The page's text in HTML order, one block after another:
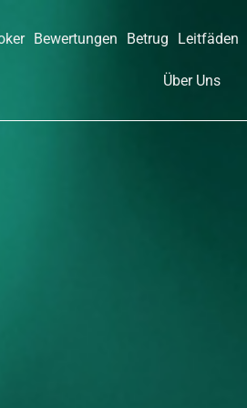
Bewertungen Betrug Leitfäden
Über Uns